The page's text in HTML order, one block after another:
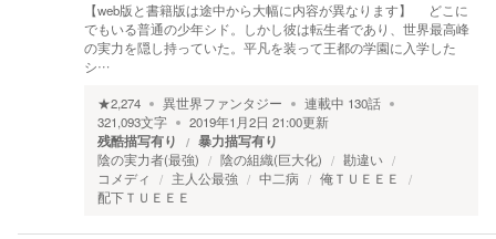
【web版と書籍版は途中から大幅に内容が異なります】 どこに
でもいる普通の少年シド。しかし彼は転生者であり、世界最高峰
の実力を隠し持っていた。平凡を装って王都の学園に入学した
シ…
★2,274 異世界ファンタジー 連載中 130話
321,093文字 2019年1月2日 21:00更新
残酷描写有り 暴力描写有り
陰の実力者(最強) 陰の組織(巨大化)
勘違い
コメディ
主人公最強 中二病
俺ＴＵＥＥＥ
配下ＴＵＥＥＥ